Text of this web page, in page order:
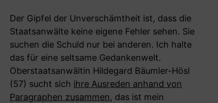
Der Gipfel der Unverschämtheit ist, dass die
Staatsanwälte keine eigene Fehler sehen. Sie
suchen die Schuld nur bei anderen. Ich halte
das für eine seltsame Gedankenwelt.
Oberstaatsanwältin Hildegard Bäumler-Hösl
(57) sucht sich ihre Ausreden anhand von
Paragraphen zusammen, das ist mein